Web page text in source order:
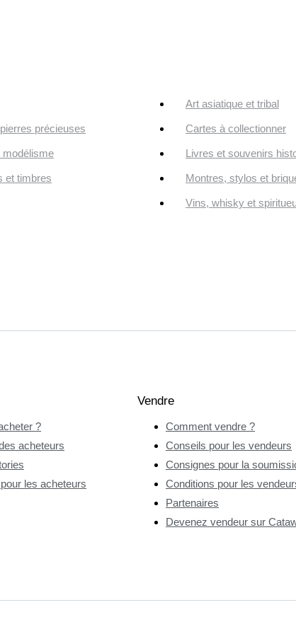
Art asiatique et tribal
précieuses Cartes à collectionner
modélisme Livres et souvenirs
et timbres Montres, stylos et
Vins, whisky et
?
acheteurs
les acheteurs
Vendre
Comment vendre ?
Conseils pour les vendeurs
Consignes pour la
Conditions pour les
Partenaires
Devenez vendeur sur